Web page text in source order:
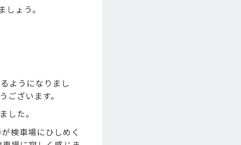
ょう。
ようになりまし
ざいます。
した。
検車場にひしめく